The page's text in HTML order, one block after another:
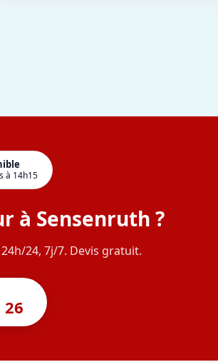
à 14h15
à Sensenruth ?
24, 7j/7. Devis gratuit.